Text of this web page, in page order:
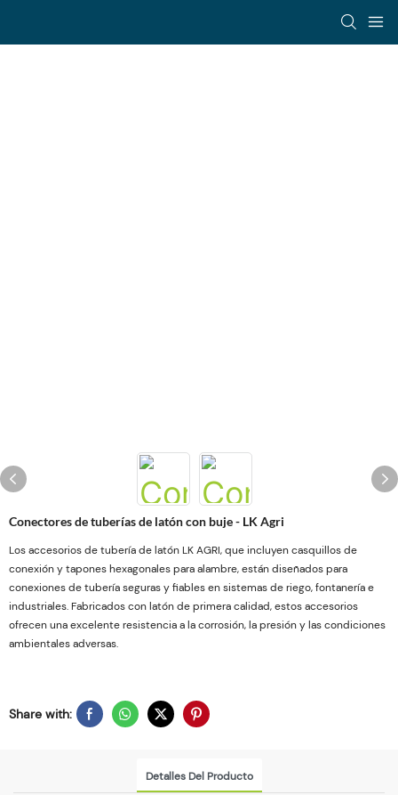
Conectores de tuberías de latón con buje - LK Agri
Los accesorios de tubería de latón LK AGRI, que incluyen casquillos de
conexión y tapones hexagonales para alambre, están diseñados para
conexiones de tubería seguras y fiables en sistemas de riego, fontanería e
industriales. Fabricados con latón de primera calidad, estos accesorios
ofrecen una excelente resistencia a la corrosión, la presión y las condiciones
ambientales adversas.
Share with:
Detalles Del Producto